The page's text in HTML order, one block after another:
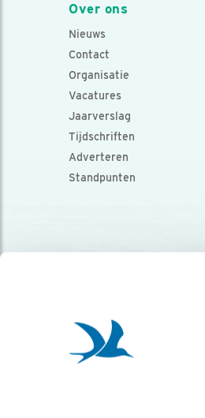
Over ons
Nieuws
Contact
Organisatie
Vacatures
Jaarverslag
Tijdschriften
Adverteren
Standpunten